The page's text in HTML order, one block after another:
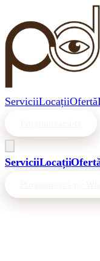
ServiciiLocațiiOfertă
Programează-te
ServiciiLocații
Programează pe